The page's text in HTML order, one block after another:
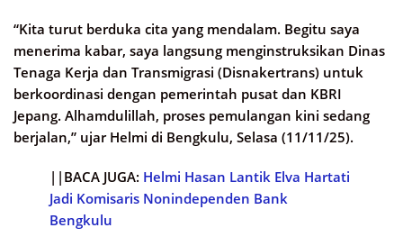
“Kita turut berduka cita yang mendalam. Begitu saya
menerima kabar, saya langsung menginstruksikan Dinas
Tenaga Kerja dan Transmigrasi (Disnakertrans) untuk
berkoordinasi dengan pemerintah pusat dan KBRI
Jepang. Alhamdulillah, proses pemulangan kini sedang
berjalan,” ujar Helmi di Bengkulu, Selasa (11/11/25).
||BACA JUGA: Helmi Hasan Lantik Elva Hartati
Jadi Komisaris Nonindependen Bank
Bengkulu